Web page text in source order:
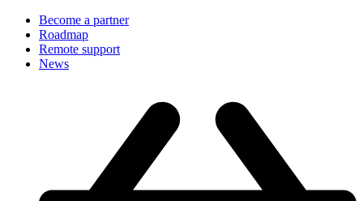
Become a partner
Roadmap
Remote support
News